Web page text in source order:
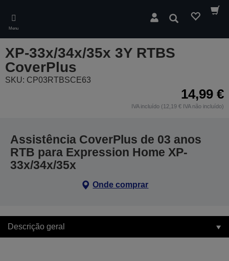
main
content
Menu
Pesquisar
XP-33x/34x/35x 3Y RTBS
CoverPlus
SKU: CP03RTBSCE63
14,99 €
IVA incluído (12,19 € IVA não incluído)
Assistência CoverPlus de 03 anos
RTB para Expression Home XP-
33x/34x/35x
Onde comprar
Descrição geral